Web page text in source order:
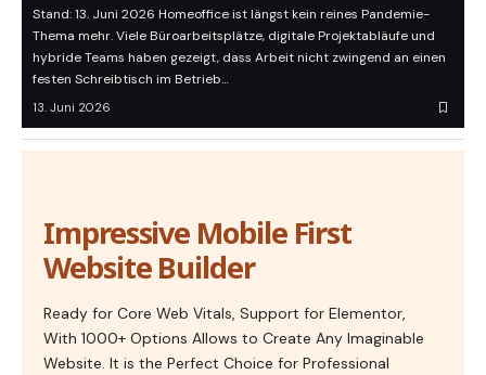
Stand: 13. Juni 2026 Homeoffice ist längst kein reines Pandemie-
Thema mehr. Viele Büroarbeitsplätze, digitale Projektabläufe und
hybride Teams haben gezeigt, dass Arbeit nicht zwingend an einen
festen Schreibtisch im Betrieb…
13. Juni 2026
Impressive Mobile First
Website Builder
Ready for Core Web Vitals, Support for Elementor,
With 1000+ Options Allows to Create Any Imaginable
Website. It is the Perfect Choice for Professional